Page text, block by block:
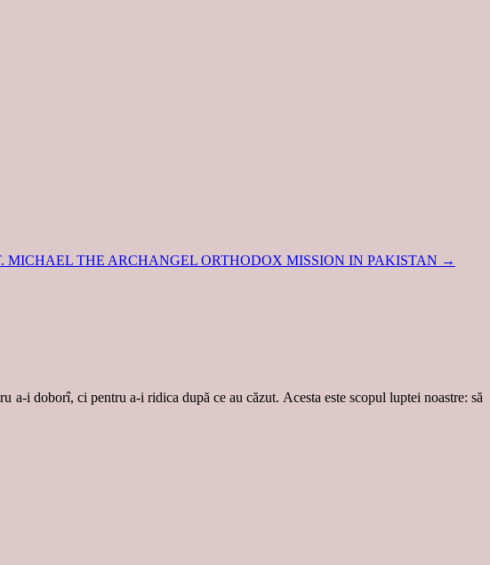
MICHAEL THE ARCHANGEL ORTHODOX MISSION IN PAKISTAN →
i doborî, ci pentru a-i ridica după ce au căzut. Acesta este scopul luptei noastre: să